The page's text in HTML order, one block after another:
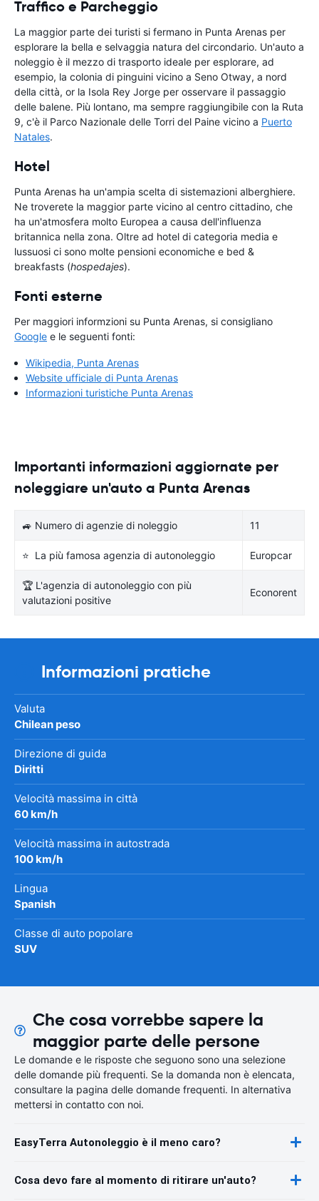
Traffico e Parcheggio
La maggior parte dei turisti si fermano in Punta Arenas per
esplorare la bella e selvaggia natura del circondario. Un'auto a
noleggio è il mezzo di trasporto ideale per esplorare, ad
esempio, la colonia di pinguini vicino a Seno Otway, a nord
della città, or la Isola Rey Jorge per osservare il passaggio
delle balene. Più lontano, ma sempre raggiungibile con la Ruta
9, c'è il Parco Nazionale delle Torri del Paine vicino a Puerto
Natales.
Hotel
Punta Arenas ha un'ampia scelta di sistemazioni alberghiere.
Ne troverete la maggior parte vicino al centro cittadino, che
ha un'atmosfera molto Europea a causa dell'influenza
britannica nella zona. Oltre ad hotel di categoria media e
lussuosi ci sono molte pensioni economiche e bed &
breakfasts (hospedajes).
Fonti esterne
Per maggiori informzioni su Punta Arenas, si consigliano
Google e le seguenti fonti:
Wikipedia, Punta Arenas
Website ufficiale di Punta Arenas
Informazioni turistiche Punta Arenas
Importanti informazioni aggiornate per
noleggiare un'auto a Punta Arenas
🚙 Numero di agenzie di noleggio 11
⭐ La più famosa agenzia di autonoleggio Europcar
🏆 L'agenzia di autonoleggio con più
valutazioni positive
Econorent
Informazioni pratiche
Valuta
Chilean peso
Direzione di guida
Diritti
Velocità massima in città
60 km/h
Velocità massima in autostrada
100 km/h
Lingua
Spanish
Classe di auto popolare
SUV
Che cosa vorrebbe sapere la
maggior parte delle persone
Le domande e le risposte che seguono sono una selezione
delle domande più frequenti. Se la domanda non è elencata,
consultare la pagina delle domande frequenti. In alternativa
mettersi in contatto con noi.
EasyTerra Autonoleggio è il meno caro?
Cosa devo fare al momento di ritirare un'auto?